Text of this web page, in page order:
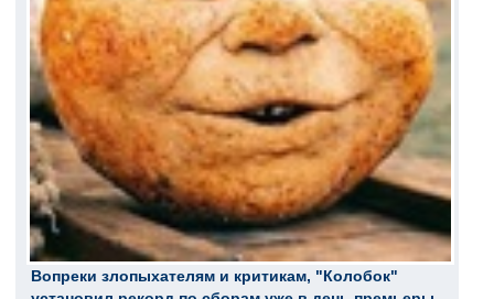
Вопреки злопыхателям и критикам, "Колобок"